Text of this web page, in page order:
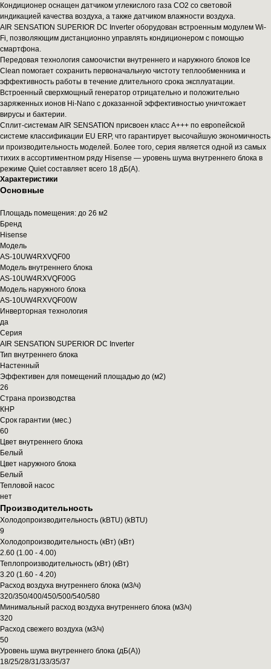
Кондиционер оснащен датчиком углекислого газа CO2 со световой
индикацией качества воздуха, а также датчиком влажности воздуха.
AIR SENSATION SUPERIOR DC Inverter оборудован встроенным модулем Wi-
Fi, позволяющим дистанционно управлять кондиционером с помощью
смартфона.
Передовая технология самоочистки внутреннего и наружного блоков Ice
Clean помогает сохранить первоначальную чистоту теплообменника и
эффективность работы в течение длительного срока эксплуатации.
Встроенный сверхмощный генератор отрицательно и положительно
заряженных ионов Hi-Nano с доказанной эффективностью уничтожает
вирусы и бактерии.
Сплит-системам AIR SENSATION присвоен класс А+++ по европейской
системе классификации EU ERP, что гарантирует высочайшую экономичность
и производительность моделей. Более того, серия является одной из самых
тихих в ассортиментном ряду Hisense — уровень шума внутреннего блока в
режиме Quiet составляет всего 18 дБ(А).
Характеристики
Основные
Площадь помещения: до 26 м2
Бренд
Hisense
Модель
AS-10UW4RXVQF00
Модель внутреннего блока
AS-10UW4RXVQF00G
Модель наружного блока
AS-10UW4RXVQF00W
Инверторная технология
да
Серия
AIR SENSATION SUPERIOR DC Inverter
Тип внутреннего блока
Настенный
Эффективен для помещений площадью до (м2)
26
Страна производства
КНР
Срок гарантии (мес.)
60
Цвет внутреннего блока
Белый
Цвет наружного блока
Белый
Тепловой насос
нет
Производительность
Холодопроизводительность (kBTU) (kBTU)
9
Холодопроизводительность (кВт) (кВт)
2.60 (1.00 - 4.00)
Теплопроизводительность (кВт) (кВт)
3.20 (1.60 - 4.20)
Расход воздуха внутреннего блока (м3/ч)
320/350/400/450/500/540/580
Минимальный расход воздуха внутреннего блока (м3/ч)
320
Расход свежего воздуха (м3/ч)
50
Уровень шума внутреннего блока (дБ(А))
18/25/28/31/33/35/37